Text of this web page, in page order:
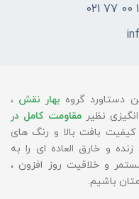
دستاورد گروه بهار نقش ،
نظیرمقاومت کامل در
کیفیت بافت بالا و رنگ های
و خارق العاده ای را به
و خلاقیت روز افزون ،
باشیم.